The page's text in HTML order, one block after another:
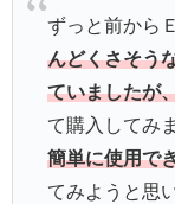
ずっと前から
んどくさそう
ていましたが
て購入してみ
簡単に使用で
てみようと思